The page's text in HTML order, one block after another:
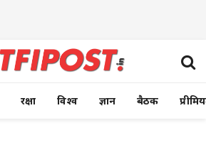
रक्षा विश्व ज्ञान बैठक